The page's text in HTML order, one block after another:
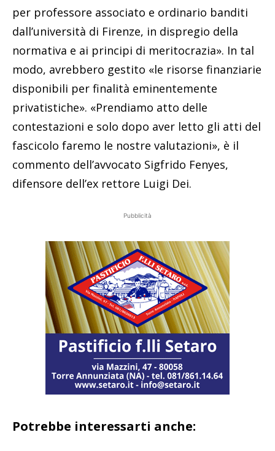
per professore associato e ordinario banditi
dall’università di Firenze, in dispregio della
normativa e ai principi di meritocrazia». In tal
modo, avrebbero gestito «le risorse finanziarie
disponibili per finalità eminentemente
privatistiche». «Prendiamo atto delle
contestazioni e solo dopo aver letto gli atti del
fascicolo faremo le nostre valutazioni», è il
commento dell’avvocato Sigfrido Fenyes,
difensore dell’ex rettore Luigi Dei.
Pubblicità
Potrebbe interessarti anche: